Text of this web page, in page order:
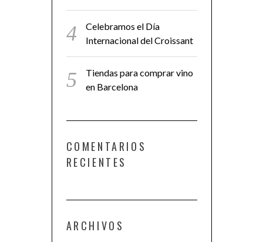
Celebramos el Día
Internacional del Croissant
Tiendas para comprar vino
en Barcelona
COMENTARIOS
RECIENTES
ARCHIVOS